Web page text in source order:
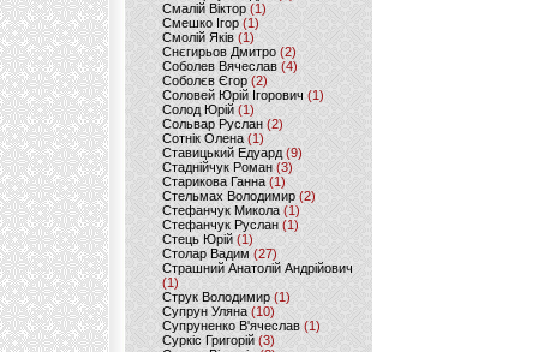
Смалій Віктор (1)
Смешко Ігор (1)
Смолій Яків (1)
Снєгирьов Дмитро (2)
Соболев Вячеслав (4)
Соболєв Єгор(2)
Соловей Юрій Ігорович (1)
Солод Юрій (1)
Сольвар Руслан (2)
Сотнік Олена(1)
Ставицький Едуард (9)
Стаднійчук Роман(3)
Старикова Ганна (1)
Стельмах Володимир(2)
Стефанчук Микола (1)
Стефанчук Руслан (1)
Стець Юрій (1)
Столар Вадим(27)
Страшний Анатолій Андрійович
(1)
Струк Володимир (1)
Супрун Уляна (10)
Супруненко В'ячеслав (1)
Суркіс Григорій (3)